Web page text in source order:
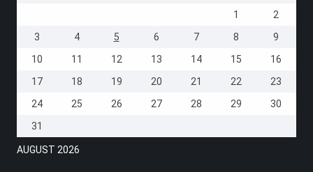
AUGUST 2026
1
2
3
4 5 6 7 8
9
10
11 12 13 14 15
16
17
18 19 20 21 22
23
24
25 26 27 28 29
30
31